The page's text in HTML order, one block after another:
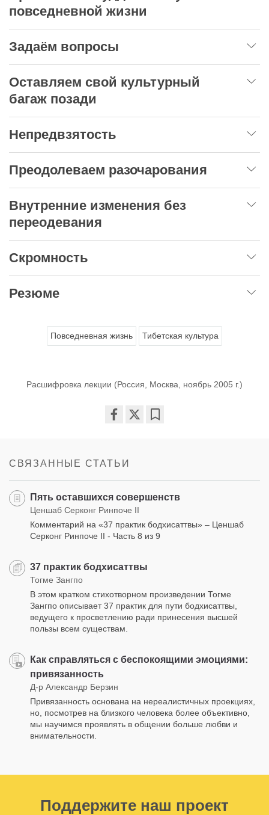
повседневной жизни
Задаём вопросы
Оставляем свой культурный
багаж позади
Непредвзятость
Преодолеваем разочарования
Внутренние изменения без
переодевания
Скромность
Резюме
Повседневная жизнь Тибетская культура
Расшифровка лекции (Россия, Москва, ноябрь 2005 г.)
СВЯЗАННЫЕ СТАТЬИ
Пять оставшихся совершенств
Ценшаб Серконг Ринпоче II
Комментарий на «37 практик бодхисаттвы» – Ценшаб
Серконг Ринпоче II - Часть 8 из 9
37 практик бодхисаттвы
Тогме Зангпо
В этом кратком стихотворном произведении Тогме
Зангпо описывает 37 практик для пути бодхисаттвы,
ведущего к просветлению ради принесения высшей
пользы всем существам.
Как справляться с беспокоящими эмоциями:
привязанность
Д-р Александр Берзин
Привязанность основана на нереалистичных проекциях,
но, посмотрев на близкого человека более объективно,
мы научимся проявлять в общении больше любви и
внимательности.
Поддержите наш проект